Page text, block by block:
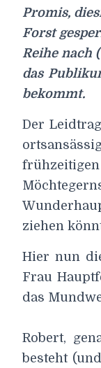
Promis,
Forst
Reihe nach
das
bekommt.
Der
ziehen
Hier nun
Frau
das
Robert,
besteht